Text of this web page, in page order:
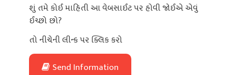
શું તમે કોઈ માહિતી આ વેબસાઈટ પર હોવી જોઈએ એવું
ઈચ્છો છો?
તો નીચેની લીન્ક પર ક્લિક કરો
Send Information